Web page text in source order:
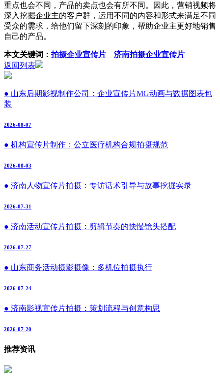
重点也会不同，产品的卖点也会有所不同。因此，营销视频将
深入挖掘企业主的客户群，运用不同的内容和形式来满足不同
受众的需求，给他们留下深刻的印象，帮助企业主更好地销售
自己的产品。
本文关键词： 拍摄企业宣传片
济南拍摄企业宣传片
返回列表
● 山东后期影视制作公司：企业宣传片MG动画与数据图表包
装
2026-08-07
● 机构宣传片制作：公立医疗机构合规拍摄规范
2026-08-03
● 济南人物宣传片拍摄：专访话术引导与故事挖掘实录
2026-07-31
● 济南活动宣传片拍摄：剪辑节奏的快慢镜头搭配
2026-07-27
● 山东商务活动摄影摄像：多机位拍摄执行
2026-07-24
● 济南影视宣传片拍摄：策划流程与创意构思
2026-07-20
推荐资讯